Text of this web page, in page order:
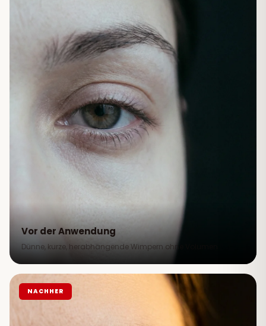
Vor der Anwendung
Dünne, kurze, herabhängende Wimpern ohne Volumen
NACHHER